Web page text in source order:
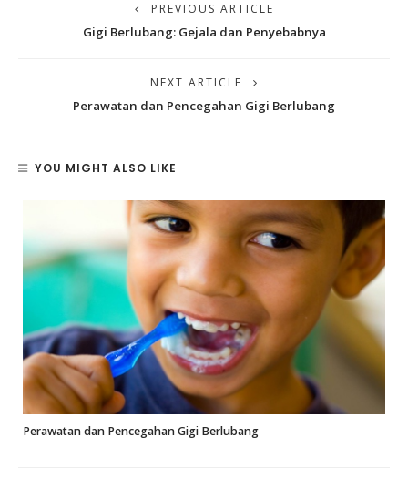
PREVIOUS ARTICLE
Gigi Berlubang: Gejala dan Penyebabnya
NEXT ARTICLE
Perawatan dan Pencegahan Gigi Berlubang
YOU MIGHT ALSO LIKE
Perawatan dan Pencegahan Gigi Berlubang